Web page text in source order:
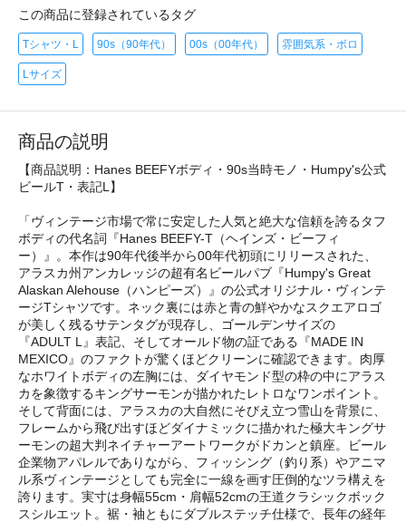
この商品に登録されているタグ
Tシャツ・L 90s（90年代） 00s（00年代） 雰囲気系・ボロ
Lサイズ
商品の説明
【商品説明：Hanes BEEFYボディ・90s当時モノ・Humpy's公式
ビールT・表記L】
「ヴィンテージ市場で常に安定した人気と絶大な信頼を誇るタフ
ボディの代名詞『Hanes BEEFY-T（ヘインズ・ビーフィ
ー）』。本作は90年代後半から00年代初頭にリリースされた、
アラスカ州アンカレッジの超有名ビールパブ『Humpy's Great
Alaskan Alehouse（ハンピーズ）』の公式オリジナル・ヴィンテ
ージTシャツです。ネック裏には赤と青の鮮やかなスクエアロゴ
が美しく残るサテンタグが現存し、ゴールデンサイズの
『ADULT L』表記、そしてオールド物の証である『MADE IN
MEXICO』のファクトが驚くほどクリーンに確認できます。肉厚
なホワイトボディの左胸には、ダイヤモンド型の枠の中にアラス
カを象徴するキングサーモンが描かれたレトロなワンポイント。
そして背面には、アラスカの大自然にそびえ立つ雪山を背景に、
フレームから飛び出すほどダイナミックに描かれた極大キングサ
ーモンの超大判ネイチャーアートワークがドカンと鎮座。ビール
企業物アパレルでありながら、フィッシング（釣り系）やアニマ
ル系ヴィンテージとしても完全に一線を画す圧倒的なツラ構えを
誇ります。実寸は身幅55cm・肩幅52cmの王道クラシックボック
スシルエット。裾・袖ともにダブルステッチ仕様で、長年の経年